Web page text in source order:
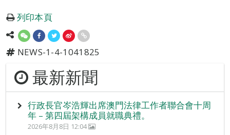
列印本頁
NEWS-1-4-1041825
最新新聞
行政長官岑浩輝出席澳門法律工作者聯合會十周
年 – 第四屆架構成員就職典禮。
2026年8月8日 12:04